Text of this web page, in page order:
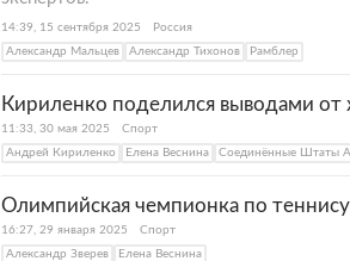
14:39, 15 сентября 2025
Россия
Александр Мальцев
Александр Тихонов Рамблер
Кириленко поделился выводами
11:33, 30 мая 2025
Спорт
Андрей Кириленко
Елена Веснина Соединённые Штаты
Олимпийская чемпионка по
16:27, 29 января 2025
Спорт
Александр Зверев
Елена Веснина